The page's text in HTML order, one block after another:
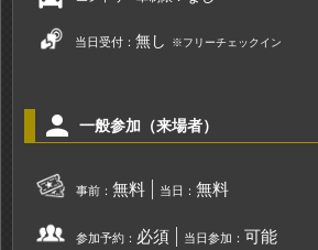
当日受付：無し ※フリーチェックイン
person 一般参加（来場者）
事前： 無料 当日： 無料
参加予約： 必須 当日参加： 可能